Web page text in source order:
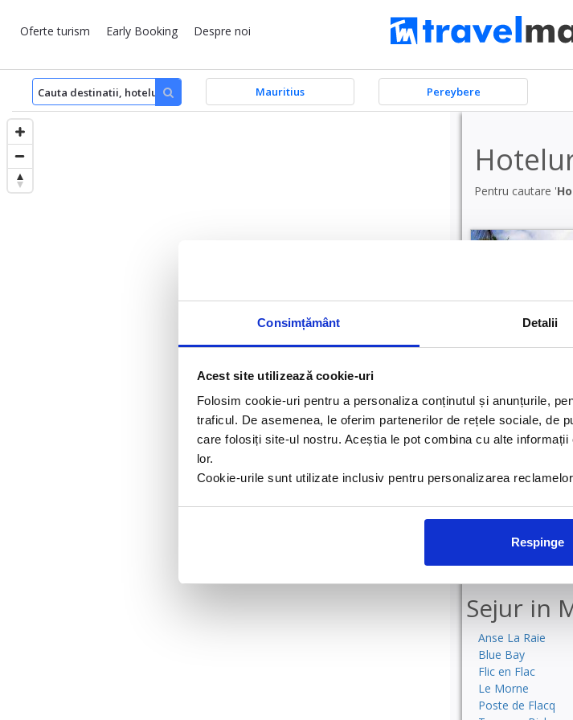
Consimțământ Detalii
Acest site utilizează cookie-uri
Folosim cookie-uri pentru a personaliza conținutul și anunțurile,
traficul. De asemenea, le oferim partenerilor de rețele sociale, de
care folosiți site-ul nostru. Aceștia le pot combina cu alte
lor.
Cookie-urile sunt utilizate inclusiv pentru personalizarea
Respinge
Oferte turism Early Booking Despre noi
Mauritius Pereybere
Pentru cautare '
Pereybere
Hotel
Sejur in
Anse La Raie
Blue Bay
Flic en Flac
Le Morne
Poste de Flacq